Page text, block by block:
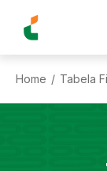
Home / Tabela